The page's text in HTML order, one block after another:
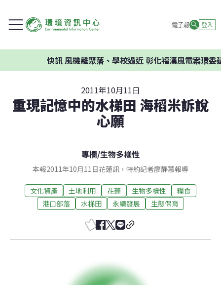
電子報 登入
風機離聚落、學校過近 彰化福漢風電案環委建議不應
2011年10月11日
重現記憶中的水梯田 海稻米訴說
心願
專欄/生物多樣性
本報2011年10月11日花蓮訊，特約記者廖靜蕙報導
文化資產 土地利用 花蓮 生物多樣性
糧食
港口部落
水梯田 永續發展 生態保育